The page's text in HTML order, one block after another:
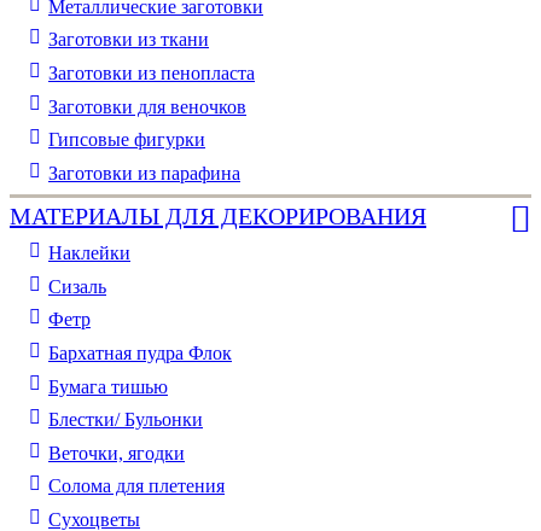
Металлические заготовки
Заготовки из ткани
Заготовки из пенопласта
Заготовки для веночков
Гипсовые фигурки
Заготовки из парафина
МАТЕРИАЛЫ ДЛЯ ДЕКОРИРОВАНИЯ
Наклейки
Сизаль
Фетр
Бархатная пудра Флок
Бумага тишью
Блестки/ Бульонки
Веточки, ягодки
Солома для плетения
Cухоцветы